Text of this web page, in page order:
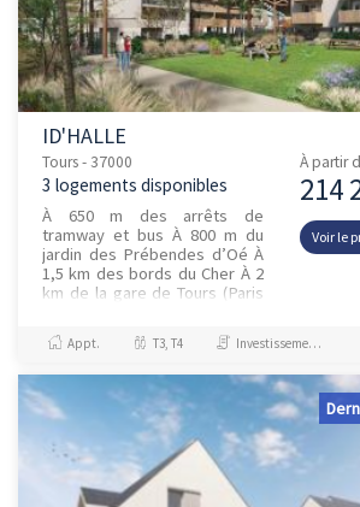
ID'HALLE
Tours - 37000
3 logements disponibles
À 650 m des arrêts de
tramway et bus À 800 m du
jardin des Prébendes d’Oé À
1,5 km des bords du Cher À 2
km de la gare de Tours (Paris
À partir
214
Voir le
Appt. T3, T4 Investissement et Défiscalisation